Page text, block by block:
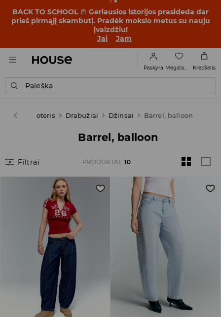
BACK TO SCHOOL 📒 Geriausios istorijos prasideda dar
prieš pirmąjį skambutį. Pradėk mokslo metus su nauju
įvaizdžiu!
Jai
Jam
Paskyra Krepšelis
Paieška
Moteris Drabužiai Džinsai Barrel, balloon
Barrel, balloon
Filtrai PRODUKTAI : 10